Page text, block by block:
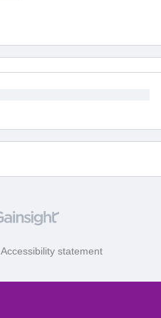
Accessibility statement